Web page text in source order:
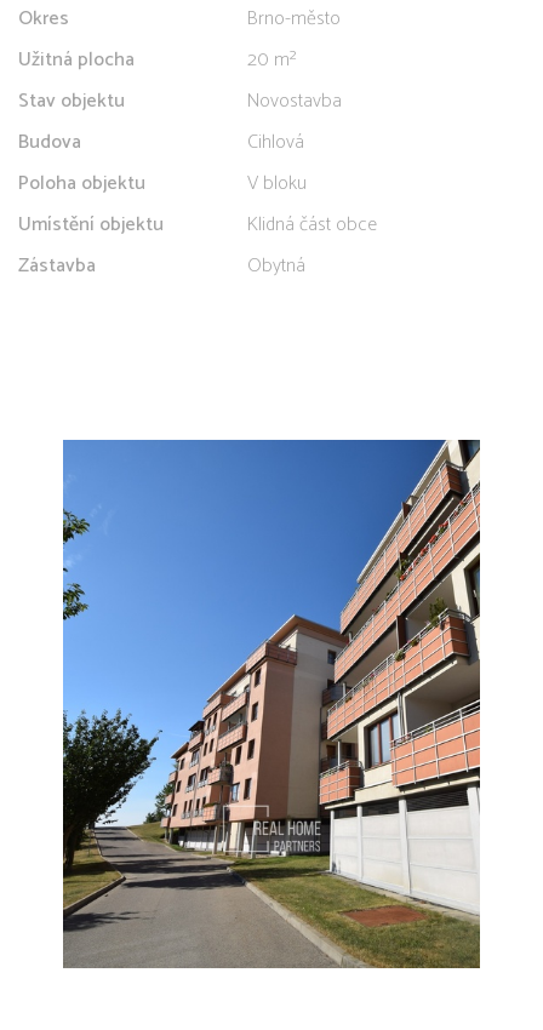
Okres
Brno-město
Užitná plocha
20 m²
Stav objektu
Novostavba
Budova
Cihlová
Poloha objektu
V bloku
Umístění objektu
Klidná část obce
Zástavba
Obytná